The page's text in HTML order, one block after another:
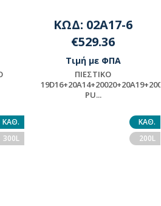
ΚΩΔ: 02A17-6
€529.36
Τιμή με ΦΠΑ
ΠΙΕΣΤΙΚΟ
PU...
ΠΑΡΑΚΑΛΟΥΜΕ ΓΙΑ
ΔΙΑΘΕΣΙΜΟΤΗΤΑ
ΚΑΘ.
300L
ΚΑΘ.
200L